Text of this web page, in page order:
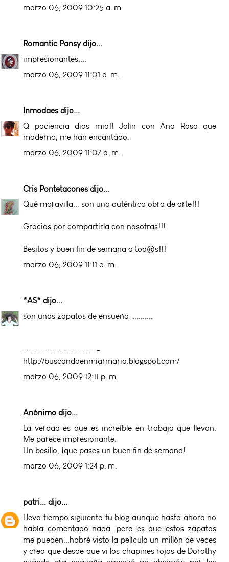
marzo 06, 2009 10:25 a. m.
Romantic Pansydijo...
impresionantes....
marzo 06, 2009 11:01 a. m.
Inmodaes dijo...
Q paciencia dios mio!! Jolin con Ana Rosa que
moderna, me han encantado.
marzo 06, 2009 11:07 a. m.
Cris Pontetacones dijo...
Qué maravilla... son una auténtica obra de arte!!!
Gracias por compartirla con nosotras!!!
Besitos y buen fin de semana a tod@s!!!
marzo 06, 2009 11:11 a. m.
*AS* dijo...
son unos zapatos de ensueño-..........
________________-
http://buscandoenmiarmario.blogspot.com/
marzo 06, 2009 12:11 p. m.
Anónimo dijo...
La verdad es que es increíble en trabajo que llevan.
Me parece impresionante.
Un besillo, ¡que pases un buen fin de semana!
marzo 06, 2009 1:24 p. m.
patri... dijo...
Llevo tiempo siguiento tu blog aunque hasta ahora no
había comentado nada...pero es que estos zapatos
me pueden...habré visto la película un millón de veces
y creo que desde que vi los chapines rojos de Dorothy